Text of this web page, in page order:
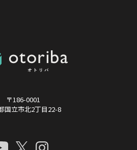
〒186-0001
国立市北2丁目22-8